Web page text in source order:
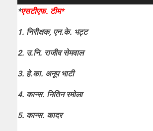
*एसटीएफ. टीम*
1. निरीक्षक, एन.के. भट्ट
2. उ.नि. राजीव सेमवाल
3. हे.का. अनूप भाटी
4. कान्स. नितिन रमोला
5. कान्स. कादर